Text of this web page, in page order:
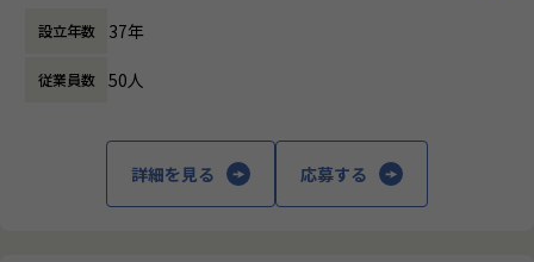
└日常的に連絡しやすく、安心して話せる関係性を構築。
・トラブル時は当日中に対応
・勉強会・交流会を年2回実施
└他案件の社員ともつながれる場を用意。ナレッジ共有も活
・ゲームプラットフォームのWebサイトサーバー構築・運用
・Webサイトサーバのオンプレミス→クラウド移行
■キャリアアップを全力で応援！
時間外労働の有無： 有（月平均0時間～20時
休憩時間： 60分
設立年数 37年
従業員数 50人
詳細を見る 応募する